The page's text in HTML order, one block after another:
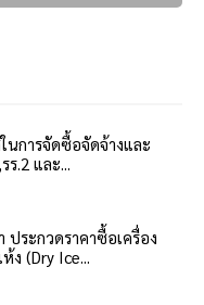
ในการจัดซื้อจัดจ้างและ
และ...
ประกวดราคาซื้อเครื่อง
ง (Dry Ice...